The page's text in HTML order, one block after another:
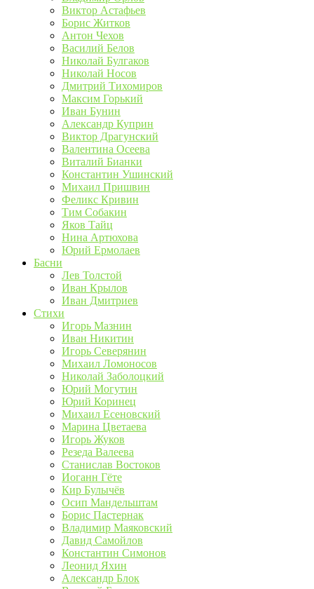
Виктор Астафьев
Борис Житков
Антон Чехов
Василий Белов
Николай Булгаков
Николай Носов
Дмитрий Тихомиров
Максим Горький
Иван Бунин
Александр Куприн
Виктор Драгунский
Валентина Осеева
Виталий Бианки
Константин Ушинский
Михаил Пришвин
Феликс Кривин
Тим Собакин
Яков Тайц
Нина Артюхова
Юрий Ермолаев
Басни
Лев Толстой
Иван Крылов
Иван Дмитриев
Стихи
Игорь Мазнин
Иван Никитин
Игорь Северянин
Михаил Ломоносов
Николай Заболоцкий
Юрий Могутин
Юрий Коринец
Михаил Есеновский
Марина Цветаева
Игорь Жуков
Резеда Валеева
Станислав Востоков
Иоганн Гёте
Кир Булычёв
Осип Мандельштам
Борис Пастернак
Владимир Маяковский
Давид Самойлов
Константин Симонов
Леонид Яхин
Александр Блок